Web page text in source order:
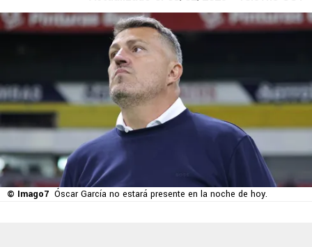
© Imago7 Óscar García no estará presente en la noche de hoy.